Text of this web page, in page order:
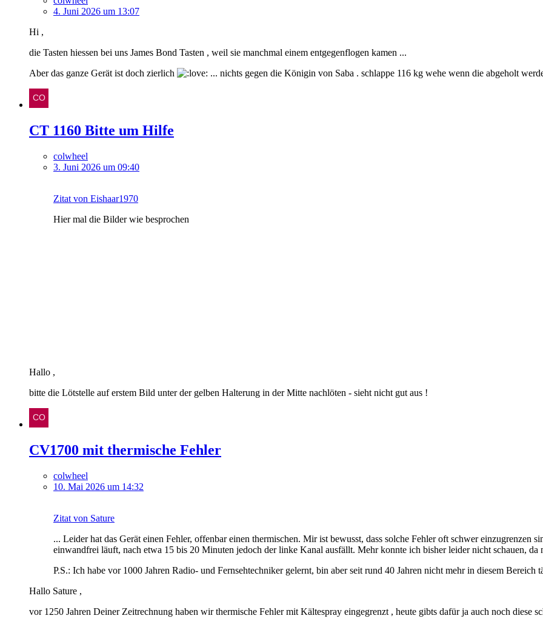
4. Juni 2026 um 13:07
Hi ,
die Tasten hiessen bei uns James Bond Tasten , weil sie manchmal einem entgegenflogen kamen ...
Aber das ganze Gerät ist doch zierlich
... nichts gegen die Königin von Saba . schlappe 116 kg wehe wenn die abgeholt
CT 1160 Bitte um Hilfe
colwheel
3. Juni 2026 um 09:40
Zitat von Eishaar1970
Hier mal die Bilder wie besprochen
Hallo ,
bitte die Lötstelle auf erstem Bild unter der gelben Halterung in der Mitte nachlöten - sieht nicht gut aus !
CV1700 mit thermische Fehler
colwheel
10. Mai 2026 um 14:32
Zitat von Sature
... Leider hat das Gerät einen Fehler, offenbar einen thermischen. Mir ist bewusst, dass solche Fehler oft schwer einzugrenzen
einwandfrei läuft, nach etwa 15 bis 20 Minuten jedoch der linke Kanal ausfällt. Mehr konnte ich bisher leider nicht schauen, da
P.S.: Ich habe vor 1000 Jahren Radio- und Fernsehtechniker gelernt, bin aber seit rund 40 Jahren nicht mehr in diesem Bereich
Hallo Sature ,
vor 1250 Jahren Deiner Zeitrechnung haben wir thermische Fehler mit Kältespray eingegrenzt , heute gibts dafür ja auch noch diese